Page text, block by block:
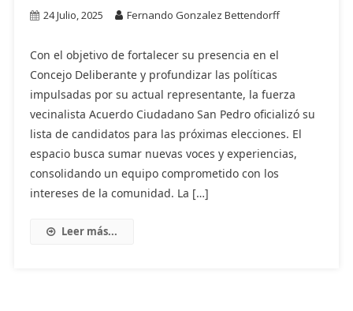
24 Julio, 2025 Fernando Gonzalez Bettendorff
Con el objetivo de fortalecer su presencia en el
Concejo Deliberante y profundizar las políticas
impulsadas por su actual representante, la fuerza
vecinalista Acuerdo Ciudadano San Pedro oficializó su
lista de candidatos para las próximas elecciones. El
espacio busca sumar nuevas voces y experiencias,
consolidando un equipo comprometido con los
intereses de la comunidad. La […]
Leer más...